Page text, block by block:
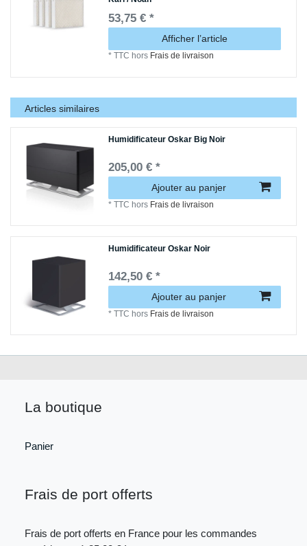
53,75 € *
Afficher l’article
*TTC hors Frais de livraison
Articles similaires
Humidificateur Oskar Big Noir
205,00 € *
Ajouter au panjer
*TTC hors Frais de livraison
Humidificateur Oskar Noir
142,50 € *
Ajouter au panjer
*TTC hors Frais de livraison
La boutique
Panier
Frais de port offerts
Frais de port offerts en France pour les commandes